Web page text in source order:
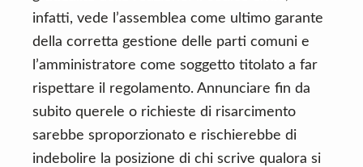
infatti, vede l’assemblea come ultimo garante
della corretta gestione delle parti comuni e
l’amministratore come soggetto titolato a far
rispettare il regolamento. Annunciare fin da
subito querele o richieste di risarcimento
sarebbe sproporzionato e rischierebbe di
indebolire la posizione di chi scrive qualora si